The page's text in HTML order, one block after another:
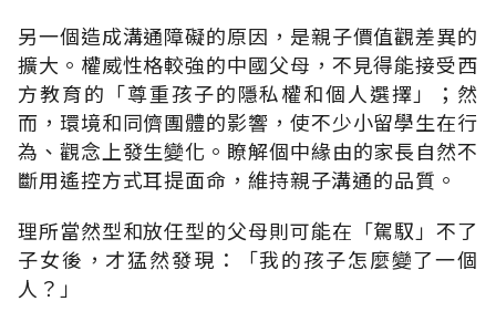
另一個造成溝通障礙的原因，是親子價值觀差異的
擴大。權威性格較強的中國父母，不見得能接受西
方教育的「尊重孩子的隱私權和個人選擇」；然
而，環境和同儕團體的影響，使不少小留學生在行
為、觀念上發生變化。瞭解個中緣由的家長自然不
斷用遙控方式耳提面命，維持親子溝通的品質。
理所當然型和放任型的父母則可能在「駕馭」不了
子女後，才猛然發現：「我的孩子怎麼變了一個
人？」